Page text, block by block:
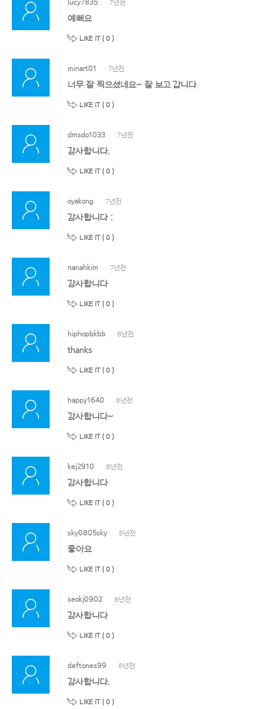
lucy7835 7년전
예뻐요
LIKE IT ( 0 )
minart01 7년전
너무 잘 찍으셨네요~ 잘 보고 갑니다
LIKE IT ( 0 )
dmsdo1033 7년전
감사합니다.
LIKE IT ( 0 )
oyakong 7년전
감사합니다 :
LIKE IT ( 0 )
nanahkim 7년전
감사합니다
LIKE IT ( 0 )
hiphopbkbb 8년전
thanks
LIKE IT ( 0 )
happy1640 8년전
감사합니다~
LIKE IT ( 0 )
kej2910 8년전
감사합니다
LIKE IT ( 0 )
sky0805sky 8년전
좋아요
LIKE IT ( 0 )
seokj0902 8년전
감사합니다
LIKE IT ( 0 )
deftones99 8년전
감사합니다.
LIKE IT ( 0 )